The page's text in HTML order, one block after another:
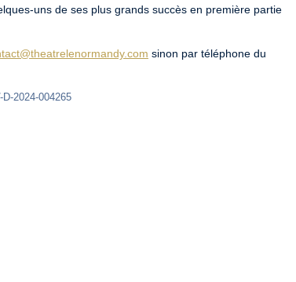
uns de ses plus grands succès en première partie
sinon par téléphone du
2024-004265